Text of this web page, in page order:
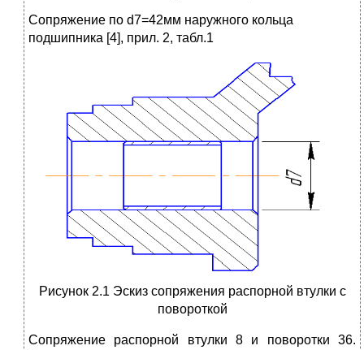
Сопряжение по d7=42мм наружного кольца
подшипника [4], прил. 2, табл.1
Рисунок 2.1 Эскиз сопряжения распорной втулки с
повороткой
Сопряжение распорной втулки 8 и поворотки 36.